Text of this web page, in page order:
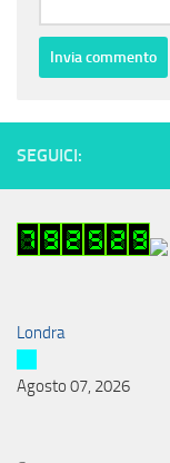
SEGUICI:
Londra
Agosto 07, 2026